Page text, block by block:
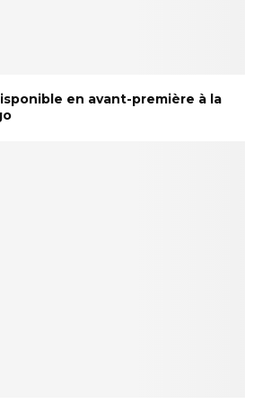
en avant-première à la